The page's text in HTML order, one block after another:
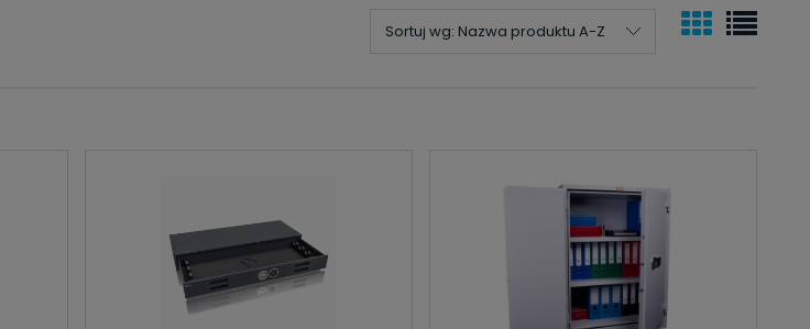
Sortuj wg: Nazwa produktu A-Z